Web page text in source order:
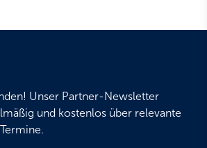
Unser Partner-Newsletter
und kostenlos über relevante